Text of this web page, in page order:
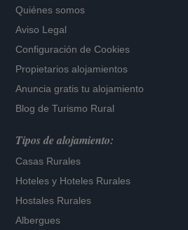
Quiénes somos
Aviso Legal
Configuración de Cookies
Propietarios alojamientos
Anuncia gratis tu alojamiento
Blog de Turismo Rural
Tipos de alojamiento:
Casas Rurales
Hoteles y Hoteles Rurales
Hostales Rurales
Albergues